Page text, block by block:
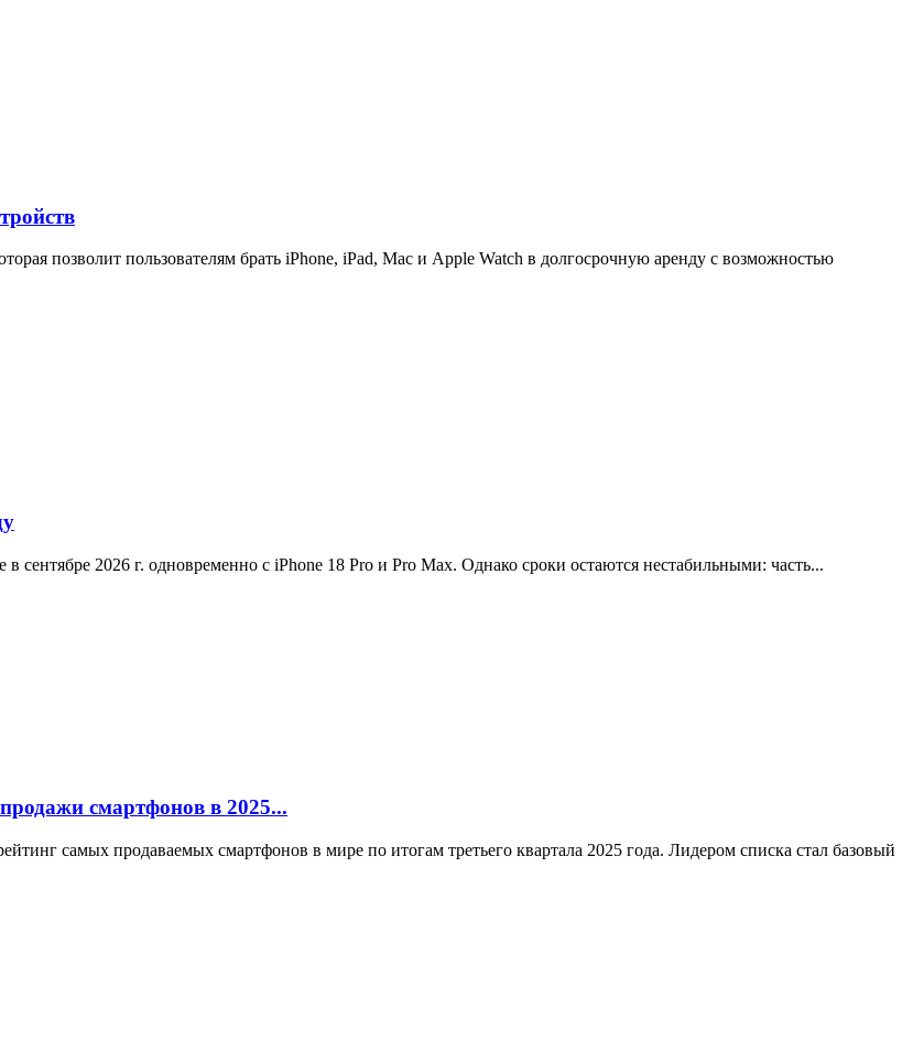
позволит пользователям брать iPhone, iPad, Mac и Apple Watch в долгосрочную аренду с возможностью
2026 г. одновременно с iPhone 18 Pro и Pro Max. Однако сроки остаются нестабильными: часть...
смартфонов в 2025...
самых продаваемых смартфонов в мире по итогам третьего квартала 2025 года. Лидером списка стал базовый